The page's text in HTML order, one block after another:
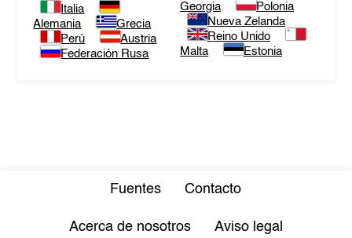
Italia
Alemania
Grecia
Perú
Austria
Federación Rusa
Georgia
Polonia
Nueva Zelanda
Reino Unido
Malta
Estonia
Fuentes Contacto
Acerca de nosotros Aviso legal